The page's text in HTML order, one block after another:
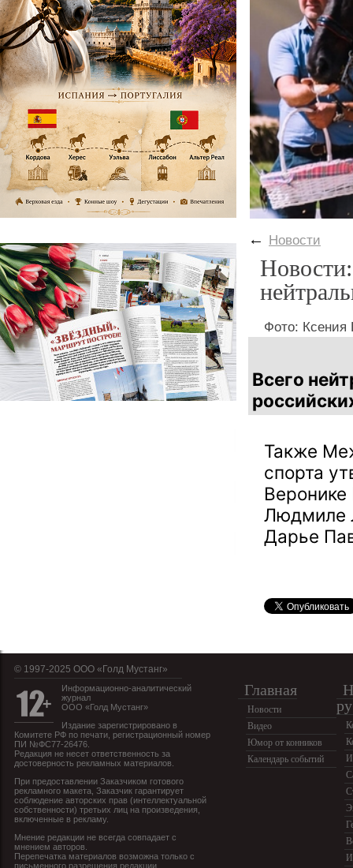
← Новости
Фото: Ксения
Всего
Также
спорта
Веронике
Людмиле
Дарье
© 1997-2025 OOO «Голд Мустанг»
Информационно-аналитический
журнал
ООО «Голд Мустанг»
Издание зарегистрировано в
Комитете РФ по печати, регистрационный номер
ПИ №ФС77-26476.
Редакция не несет ответственность за
достоверность рекламных материалов.
При предоставлении Заказчиком готового
рекламного макета, Заказчик гарантирует
соблюдение авторских прав (интеллектуальной
собственности) третьих лиц на произведения,
включенные в рекламу.
Мнение редакции не всегда совпадает с
мнением авторов.
Перепечатка материалов возможна только с
письменного разрешения редакции.
Главная
Новости
Видео
Юмор от конников
Календарь событий